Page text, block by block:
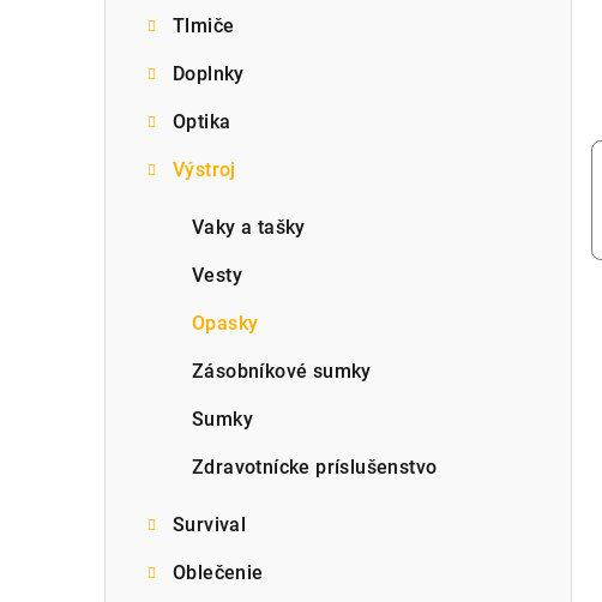
Tlmiče
Doplnky
Optika
Výstroj
Vaky a tašky
Vesty
Opasky
Zásobníkové sumky
Sumky
Zdravotnícke príslušenstvo
Survival
Oblečenie